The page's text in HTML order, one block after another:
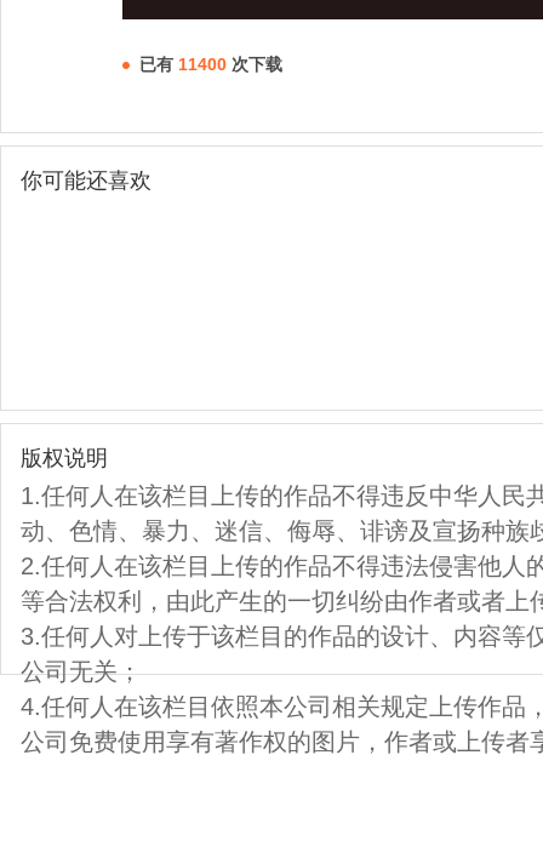
已有 11400 次下载
你可能还喜欢
版权说明
1.任何人在该栏目上传的作品不得违反中华人民
动、色情、暴力、迷信、侮辱、诽谤及宣扬种族
2.任何人在该栏目上传的作品不得违法侵害他人
等合法权利，由此产生的一切纠纷由作者或者上
3.任何人对上传于该栏目的作品的设计、内容等
公司无关；
4.任何人在该栏目依照本公司相关规定上传作品
公司免费使用享有著作权的图片，作者或上传者